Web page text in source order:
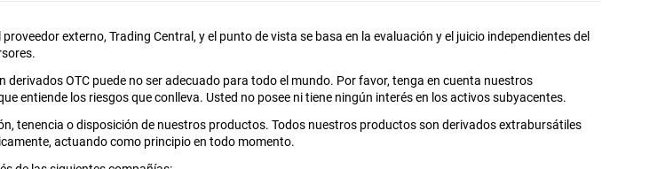
externo, Trading Central, y el punto de vista se basa en la evaluación y el juicio independientes del
OTC puede no ser adecuado para todo el mundo. Por favor, tenga en cuenta nuestros
entiende los riesgos que conlleva. Usted no posee ni tiene ningún interés en los activos subyacentes.
tenencia o disposición de nuestros productos. Todos nuestros productos son derivados extrabursátiles
actuando como principio en todo momento.